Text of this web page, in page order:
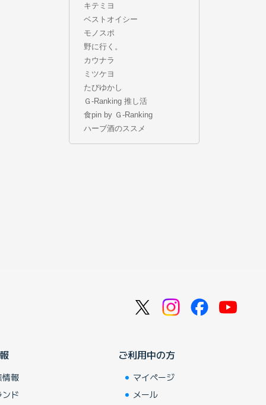
キテミヨ
ベストオイシー
モノスポ
野に行く。
カウナラ
ミツケヨ
たびゆかし
Ｇ-Ranking 推し活
食pin by Ｇ-Ranking
ハーブ酒のススメ
情報
ド
ご利用中の方
マイページ
メール